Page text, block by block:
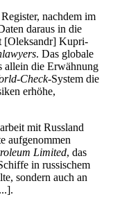
nachdem im
daraus in die
[Olek­sandr] Kupri­
. Das globale
allein die Erwäh­nung
Check-System die
erhöhe,
mit Russ­land
auf­ge­nom­men
Limited, das
in rus­si­schem
sondern auch an